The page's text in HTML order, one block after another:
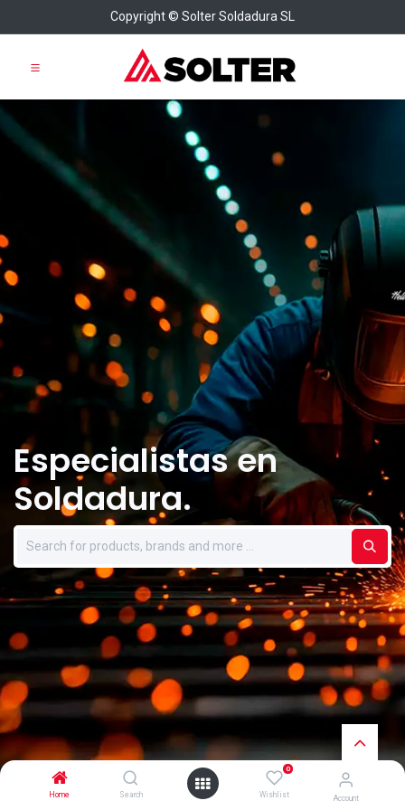
Home Search
0
Wishlist Account
Copyright © Solter Soldadura SL
Especialistas en
Soldadura.